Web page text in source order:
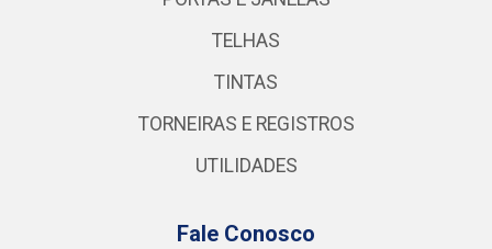
TELHAS
TINTAS
TORNEIRAS E REGISTROS
UTILIDADES
Fale Conosco